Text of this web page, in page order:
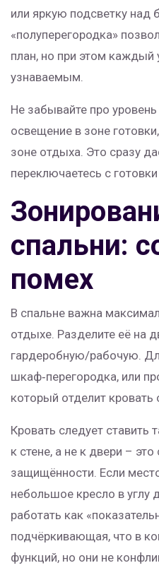
или яркую подсветку над
«полуперегородка»
план, но при этом каждый
узнаваемым.
Не забывайте про
освещение в зоне
зоне отдыха. Это сразу
переключаетесь с
спальни:
помех
В спальне важна
отдыхе. Разделите её на
гардеробную/рабочую.
шкаф‑перегородка, или
который отделит
Кровать следует ставить
к стене, а не к двери –
защищённости. Если
небольшое кресло в углу
работать как
подчёркивающая, что в
функций, но они не